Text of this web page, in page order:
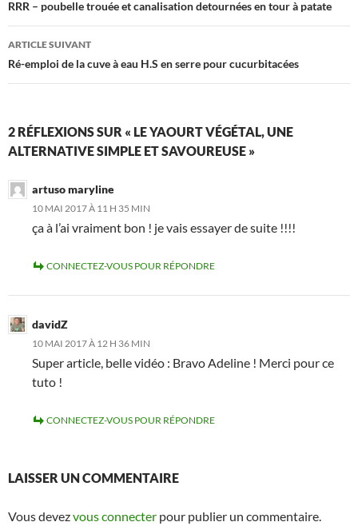
des
articles
RRR – poubelle trouée et canalisation detournées en tour à patate
ARTICLE SUIVANT
Ré-emploi de la cuve à eau H.S en serre pour cucurbitacées
2 RÉFLEXIONS SUR « LE YAOURT VÉGÉTAL, UNE
ALTERNATIVE SIMPLE ET SAVOUREUSE »
artuso maryline
10 MAI 2017 À 11 H 35 MIN
ça à l’ai vraiment bon ! je vais essayer de suite !!!!
CONNECTEZ-VOUS POUR RÉPONDRE
davidZ
10 MAI 2017 À 12 H 36 MIN
Super article, belle vidéo : Bravo Adeline ! Merci pour ce
tuto !
CONNECTEZ-VOUS POUR RÉPONDRE
LAISSER UN COMMENTAIRE
Vous devezvous connecter pour publier un commentaire.